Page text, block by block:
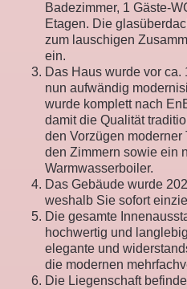
Badezimmer, 1 Gäste-
Etagen. Die
zum lauschigen
ein.
Das Haus wurde vor ca.
nun aufwändig
wurde komplett nach
damit die Qualität
den Vorzügen moderner
den Zimmern sowie ein
Warmwasserboiler.
Das Gebäude wurde
weshalb Sie sofort
Die gesamte
hochwertig und
elegante und
die modernen
Die Liegenschaft